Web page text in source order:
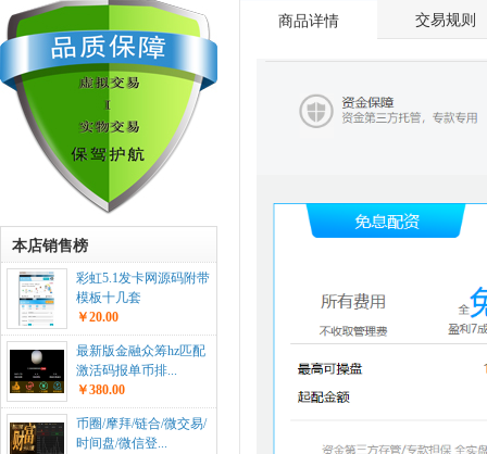
本店销售榜
彩虹5.1发卡网源码附带
模板十几套
￥20.00
最新版金融众筹hz匹配
激活码报单币排...
￥380.00
币圈/摩拜/链合/微交易/
时间盘/微信登...
商品详情 交易规则